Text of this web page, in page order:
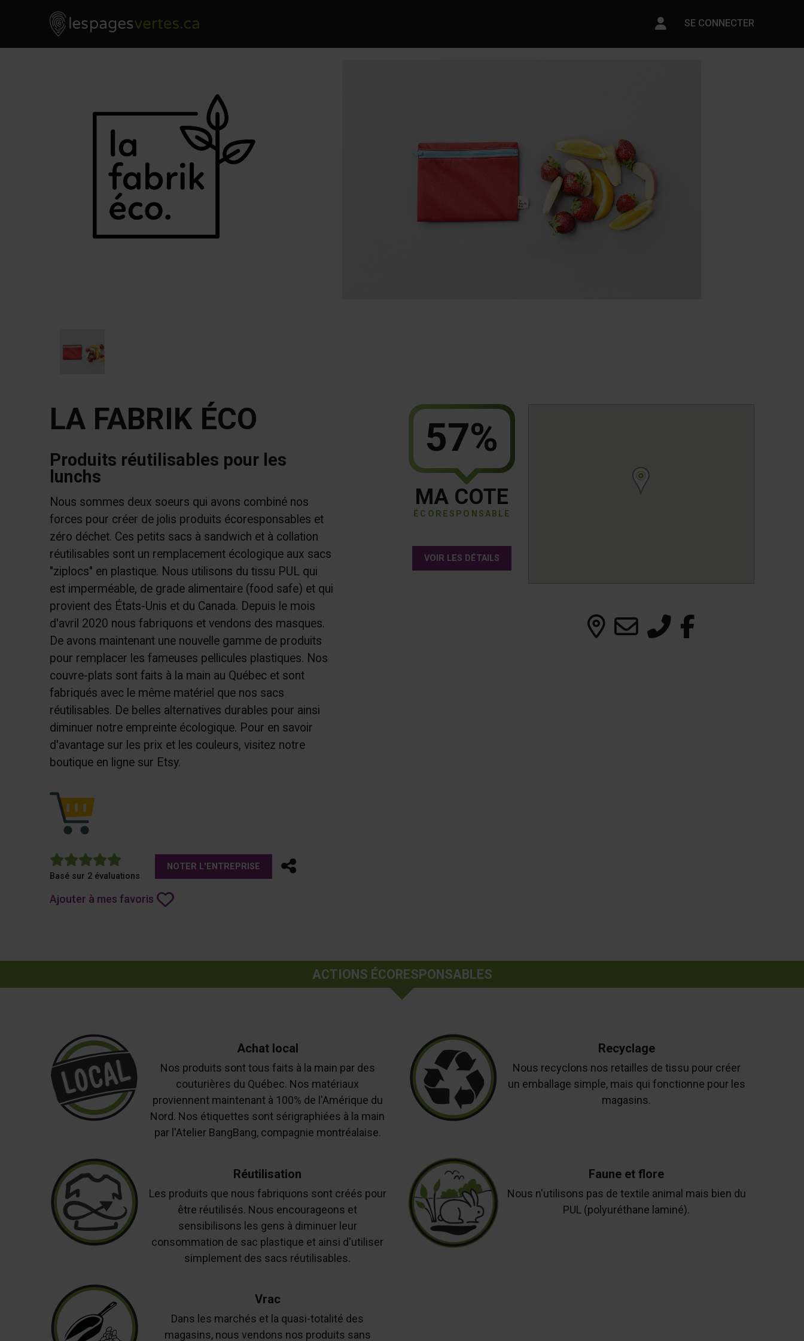
Skip to contentLes Pages Vertes - Go to homepage
Paramètres du compte
SE CONNECTER
LA FABRIK ÉCO
Produits réutilisables pour les
lunchs
Nous sommes deux soeurs qui avons combiné nos
forces pour créer de jolis produits écoresponsables et
zéro déchet. Ces petits sacs à sandwich et à collation
réutilisables sont un remplacement écologique aux sacs
"ziplocs" en plastique. Nous utilisons du tissu PUL qui
est imperméable, de grade alimentaire (food safe) et qui
provient des États-Unis et du Canada. Depuis le mois
d'avril 2020 nous fabriquons et vendons des masques.
De avons maintenant une nouvelle gamme de produits
pour remplacer les fameuses pellicules plastiques. Nos
couvre-plats sont faits à la main au Québec et sont
fabriqués avec le même matériel que nos sacs
réutilisables. De belles alternatives durables pour ainsi
diminuer notre empreinte écologique. Pour en savoir
d'avantage sur les prix et les couleurs, visitez notre
boutique en ligne sur Etsy.
5
Basé sur 2 évaluations
NOTER L'ENTREPRISE Partager
Ajouter à mes favoris
57%
MA COTE
ÉCORESPONSABLE
VOIR LES DÉTAILS
ACTIONS ÉCORESPONSABLES
Achat local
Nos produits sont tous faits à la main par des
couturières du Québec. Nos matériaux
proviennent maintenant à 100% de l'Amérique du
Nord. Nos étiquettes sont sérigraphiées à la main
par l'Atelier BangBang, compagnie montréalaise.
Recyclage
Nous recyclons nos retailles de tissu pour créer
un emballage simple, mais qui fonctionne pour les
magasins.
Réutilisation
Les produits que nous fabriquons sont créés pour
être réutilisés. Nous encourageons et
sensibilisons les gens à diminuer leur
consommation de sac plastique et ainsi d'utiliser
simplement des sacs réutilisables.
Faune et flore
Nous n'utilisons pas de textile animal mais bien du
PUL (polyuréthane laminé).
Vrac
Dans les marchés et la quasi-totalité des
magasins, nous vendons nos produits sans